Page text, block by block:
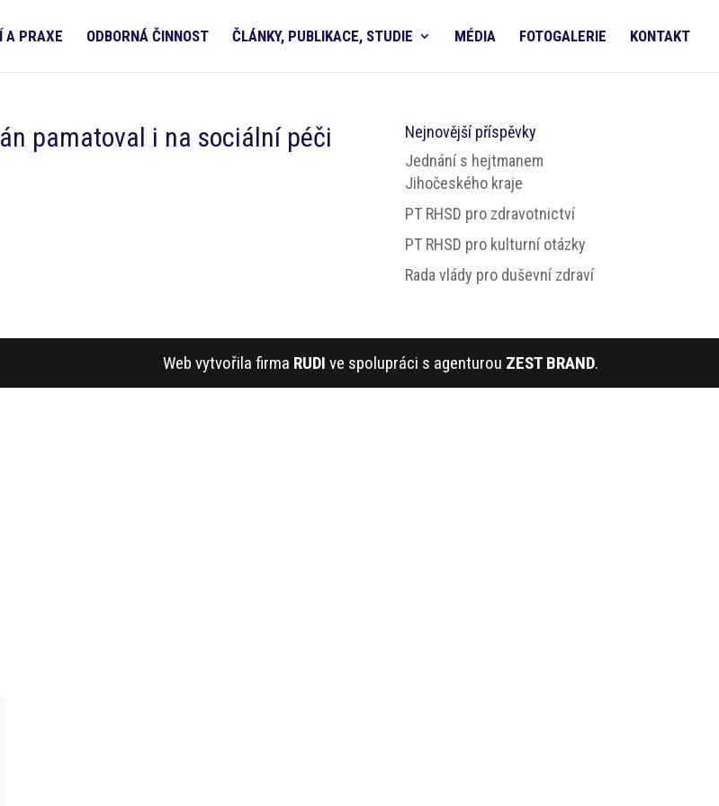
A PRAXE ODBORNÁ ČINNOST ČLÁNKY, PUBLIKACE, STUDIE MÉDIA FOTOGALERIE KONTAKT
pamatoval i na sociální péči
Nejnovější příspěvky
Jednání s hejtmanem
Jihočeského kraje
PT RHSD pro zdravotnictví
PT RHSD pro kulturní otázky
Rada vlády pro duševní zdraví
Web vytvořila firma RUDI ve spolupráci s agenturou ZEST BRAND.